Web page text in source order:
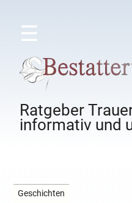
☰
Ratgeber
informativ und
Geschichten